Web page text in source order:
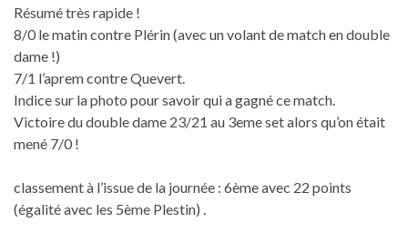
Résumé très rapide !
8/0 le matin contre Plérin (avec un volant de match en double
dame !)
7/1 l’aprem contre Quevert.
Indice sur la photo pour savoir qui a gagné ce match.
Victoire du double dame 23/21 au 3eme set alors qu’on était
mené 7/0 !
classement à l’issue de la journée : 6ème avec 22 points
(égalité avec les 5ème Plestin) .